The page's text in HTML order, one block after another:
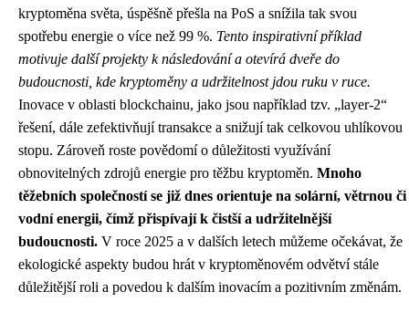
kryptoměna světa, úspěšně přešla na PoS a snížila tak svou
spotřebu energie o více než 99 %. Tento inspirativní příklad
motivuje další projekty k následování a otevírá dveře do
budoucnosti, kde kryptoměny a udržitelnost jdou ruku v ruce.
Inovace v oblasti blockchainu, jako jsou například tzv. „layer-2“
řešení, dále zefektivňují transakce a snižují tak celkovou uhlíkovou
stopu. Zároveň roste povědomí o důležitosti využívání
obnovitelných zdrojů energie pro těžbu kryptoměn. Mnoho
těžebních společností se již dnes orientuje na solární, větrnou či
vodní energii, čímž přispívají k čistší a udržitelnější
budoucnosti. V roce 2025 a v dalších letech můžeme očekávat, že
ekologické aspekty budou hrát v kryptoměnovém odvětví stále
důležitější roli a povedou k dalším inovacím a pozitivním změnám.